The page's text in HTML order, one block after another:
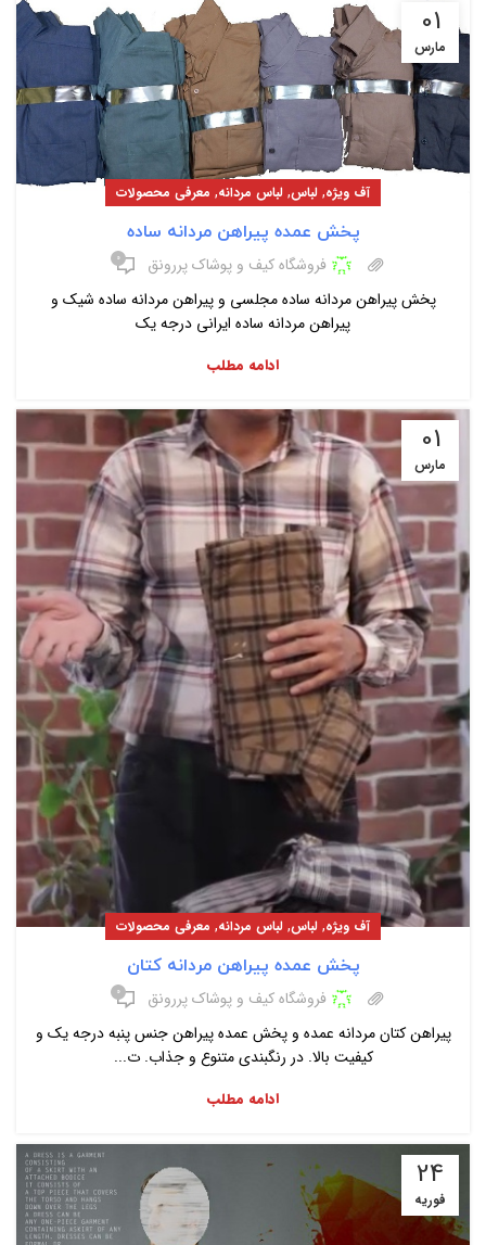
01
مارس
آف ویژه, لباس, لباس مردانه, معرفی محصولات
پخش عمده پیراهن مردانه ساده
فروشگاه کیف و پوشاک پررونق ۰
پخش پیراهن مردانه ساده مجلسی و پیراهن مردانه ساده شیک و
پیراهن مردانه ساده ایرانی درجه یک
ادامه مطلب
01
مارس
آف ویژه, لباس, لباس مردانه, معرفی محصولات
پخش عمده پیراهن مردانه کتان
فروشگاه کیف و پوشاک پررونق ۰
پیراهن کتان مردانه عمده و پخش عمده پیراهن جنس پنبه درجه یک و
کیفیت بالا. در رنگبندی متنوع و جذاب. ت...
ادامه مطلب
24
فوریه